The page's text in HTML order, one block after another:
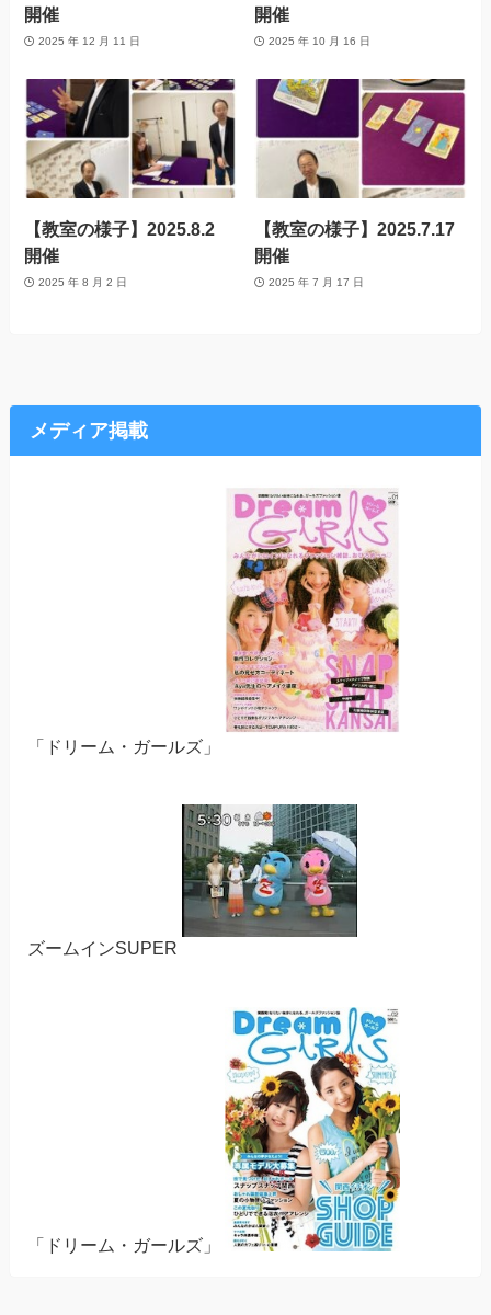
開催
2025 年 12 月 11 日
開催
2025 年 10 月 16 日
【教室の様子】2025.8.2
開催
2025 年 8 月 2 日
【教室の様子】2025.7.17
開催
2025 年 7 月 17 日
メディア掲載
「ドリーム・ガールズ」
ズームインSUPER
「ドリーム・ガールズ」